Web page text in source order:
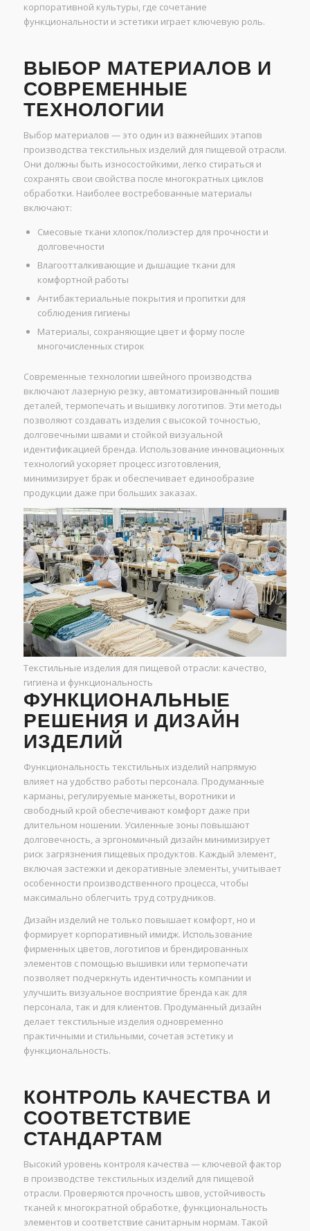
корпоративной культуры, где сочетание
функциональности и эстетики играет ключевую роль.
ВЫБОР МАТЕРИАЛОВ И
СОВРЕМЕННЫЕ
ТЕХНОЛОГИИ
Выбор материалов — это один из важнейших этапов
производства текстильных изделий для пищевой отрасли.
Они должны быть износостойкими, легко стираться и
сохранять свои свойства после многократных циклов
обработки. Наиболее востребованные материалы
включают:
Смесовые ткани хлопок/полиэстер для прочности и
долговечности
Влагоотталкивающие и дышащие ткани для
комфортной работы
Антибактериальные покрытия и пропитки для
соблюдения гигиены
Материалы, сохраняющие цвет и форму после
многочисленных стирок
Современные технологии швейного производства
включают лазерную резку, автоматизированный пошив
деталей, термопечать и вышивку логотипов. Эти методы
позволяют создавать изделия с высокой точностью,
долговечными швами и стойкой визуальной
идентификацией бренда. Использование инновационных
технологий ускоряет процесс изготовления,
минимизирует брак и обеспечивает единообразие
продукции даже при больших заказах.
Текстильные изделия для пищевой отрасли: качество,
гигиена и функциональность
ФУНКЦИОНАЛЬНЫЕ
РЕШЕНИЯ И ДИЗАЙН
ИЗДЕЛИЙ
Функциональность текстильных изделий напрямую
влияет на удобство работы персонала. Продуманные
карманы, регулируемые манжеты, воротники и
свободный крой обеспечивают комфорт даже при
длительном ношении. Усиленные зоны повышают
долговечность, а эргономичный дизайн минимизирует
риск загрязнения пищевых продуктов. Каждый элемент,
включая застежки и декоративные элементы, учитывает
особенности производственного процесса, чтобы
максимально облегчить труд сотрудников.
Дизайн изделий не только повышает комфорт, но и
формирует корпоративный имидж. Использование
фирменных цветов, логотипов и брендированных
элементов с помощью вышивки или термопечати
позволяет подчеркнуть идентичность компании и
улучшить визуальное восприятие бренда как для
персонала, так и для клиентов. Продуманный дизайн
делает текстильные изделия одновременно
практичными и стильными, сочетая эстетику и
функциональность.
КОНТРОЛЬ КАЧЕСТВА И
СООТВЕТСТВИЕ
СТАНДАРТАМ
Высокий уровень контроля качества — ключевой фактор
в производстве текстильных изделий для пищевой
отрасли. Проверяются прочность швов, устойчивость
тканей к многократной обработке, функциональность
элементов и соответствие санитарным нормам. Такой